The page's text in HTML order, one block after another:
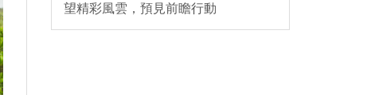
望精彩風雲，預見前瞻行動